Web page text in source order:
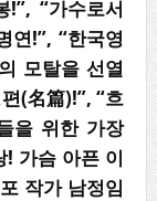
!”, “가수로서
연!”, “한국영
모탈을 선열
(名篇)!”, “흐
을 위한 가장
! 가슴 아픈 이
작가 남정임